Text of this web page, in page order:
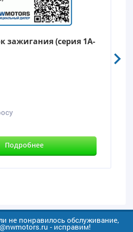
(серия 1A-
Подробнее
не понравилось обслуживание,
- исправим!